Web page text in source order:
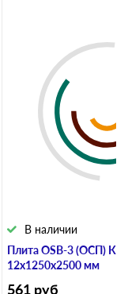
Плита OSB-3 (ОСП)
12х1250х2500 мм
В наличии
561 руб